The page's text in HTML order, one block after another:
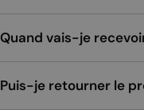
Quand vais-je
Puis-je retourner le